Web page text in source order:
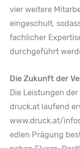
vier weitere
eingeschult,
fachlicher
durchgeführt
Die Zukunft der
Die Leistungen
druck.at laufend
www.druck.at/
edlen Prägung